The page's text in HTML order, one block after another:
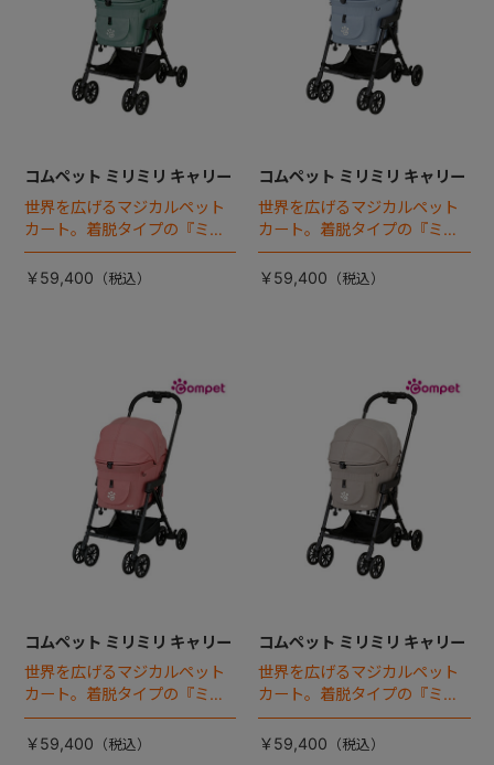
コムペット ミリミリ キャリー
世界を広げるマジカルペット
カート。着脱タイプの『ミリ
ミリEG』 がフルモデルチェン
ジ 。新機能「マジカルフォー
￥59,400
コムペット ミリミリ キャリー
世界を広げるマジカルペット
カート。着脱タイプの『ミリ
ミリEG』 がフルモデルチェン
ジ 。新機能「マジカルフォー
￥59,400
コムペット ミリミリ キャリー
世界を広げるマジカルペット
カート。着脱タイプの『ミリ
ミリEG』 がフルモデルチェン
ジ 。新機能「マジカルフォー
￥59,400
コムペット ミリミリ キャリー
世界を広げるマジカルペット
カート。着脱タイプの『ミリ
ミリEG』 がフルモデルチェン
ジ 。新機能「マジカルフォー
￥59,400